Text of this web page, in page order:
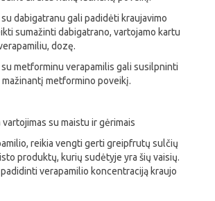
dabigatranu gali padidėti kraujavimo
sumažinti dabigatrano, vartojamo kartu
dozę.
metforminu verapamilis gali susilpninti
metformino poveikį.
vartojimas su maistu ir gėrimais
reikia vengti gerti greipfrutų sulčių
produktų, kurių sudėtyje yra šių vaisių.
verapamilio koncentraciją kraujo